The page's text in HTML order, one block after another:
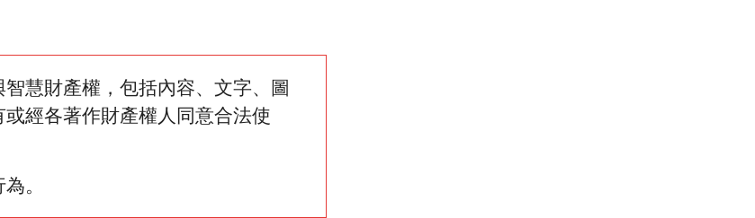
慧財產權，包括內容、文字、圖
經各著作財產權人同意合法使
。